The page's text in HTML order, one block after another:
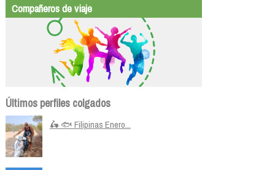
Compañeros de viaje
Últimos perfiles colgados
🛵 🐟 Filipinas Enero...